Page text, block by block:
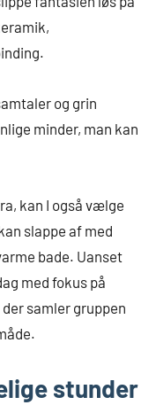
og grin
minder, man kan
kan I også vælge
slappe af med
bade. Uanset
med fokus på
samler gruppen
stunder